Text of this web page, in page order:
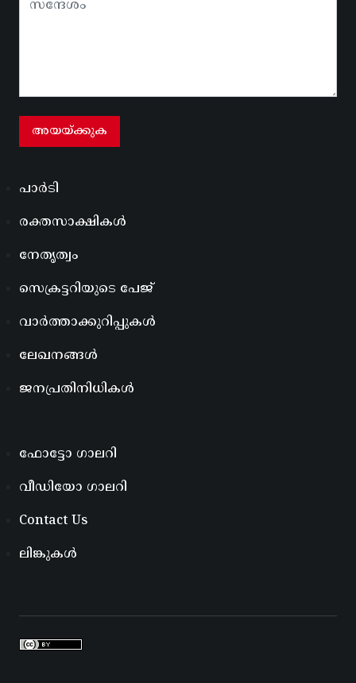
പാർടി
രക്തസാക്ഷികൾ
നേതൃത്വം
സെക്രട്ടറിയുടെ പേജ്
വാർത്താക്കുറിപ്പുകൾ
ലേഖനങ്ങൾ
ജനപ്രതിനിധികൾ
ഫോട്ടോ ഗാലറി
വീഡിയോ ഗാലറി
Contact Us
ലിങ്കുകൾ